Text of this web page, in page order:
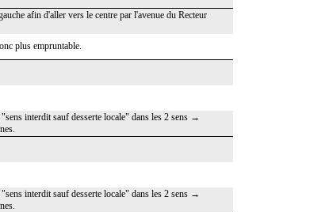
afin d'aller vers le centre par l'avenue du Recteur
plus empruntable.
interdit sauf desserte locale" dans les 2 sens →
interdit sauf desserte locale" dans les 2 sens →